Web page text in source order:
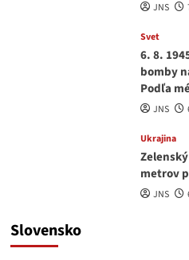
JNS
Svet
6. 8.
bomby
Podľa
JNS
Ukrajina
metrov
JNS
Slovensko